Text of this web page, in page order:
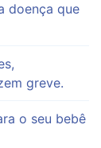
doença que
greve.
o seu bebê